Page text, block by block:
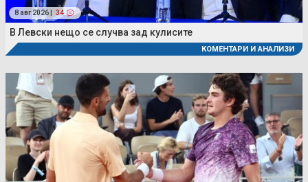
8 авг 2026 | 34
В Левски нещо се случва зад кулисите
КОМЕНТАРИ И АНАЛИЗИ